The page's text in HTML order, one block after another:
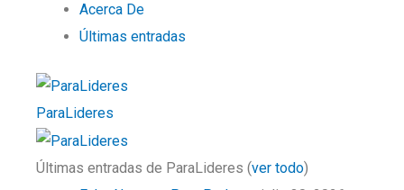
Acerca De
Últimas entradas
ParaLideres
Últimas entradas de ParaLideres (ver todo)